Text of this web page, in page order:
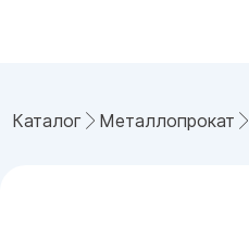
Каталог Металлопрокат